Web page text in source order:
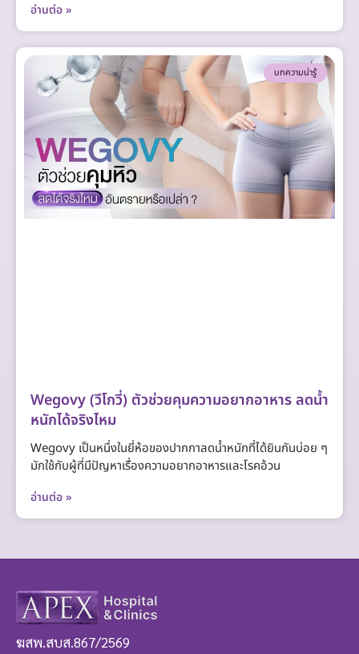
อ่านต่อ »
บทความน่ารู้
Wegovy (วีโกวี่) ตัวช่วยคุมความอยากอาหาร ลดน้ำ
หนักได้จริงไหม
Wegovy เป็นหนึ่งในยี่ห้อของปากกาลดน้ำหนักที่ได้ยินกันบ่อย ๆ
มักใช้กับผู้ที่มีปัญหาเรื่องความอยากอาหารและโรคอ้วน
อ่านต่อ »
ฆสพ.สบส.867/2569